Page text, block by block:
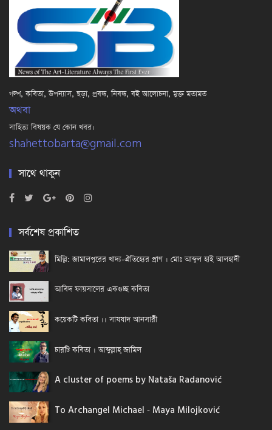
গল্প, কবিতা, উপন্যাস, ছড়া, প্রবন্ধ, নিবন্ধ, বই আলোচনা, মুক্ত মতামত
অথবা
সাহিত্য বিষয়ক যে কোন খবর।
shahettobarta@gmail.com
সাথে থাকুন
সর্বশেষ প্রকাশিত
মিল্লি: জামালপুরের খাদ্য-ঐতিহ্যের প্রাণ । মোঃ আব্দুল হাই আলহাদী
আবিদ ফায়সালের একগুচ্ছ কবিতা
কয়েকটি কবিতা ।। সাযযাদ আনসারী
চারটি কবিতা । আব্দুল্লাহ্ জামিল
A cluster of poems by Nataša Radanović
To Archangel Michael - Maya Milojković